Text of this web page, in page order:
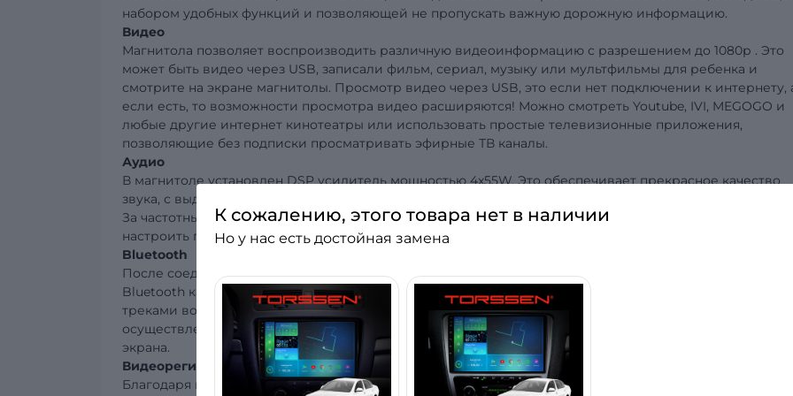
набором удобных функций и позволяющей не пропускать важную дорожную информацию.
Видео
Магнитола позволяет воспроизводить различную видеоинформацию с разрешением до 1080р . Это
может быть видео через USB, записали фильм, сериал, музыку или мультфильмы для ребенка и
смотрите на экране магнитолы. Просмотр видео через USB, это если нет подключении к интернету,
если есть, то возможности просмотра видео расширяются! Можно смотреть Youtube, IVI, MEGOGO и
любые другие интернет кинотеатры или использовать простые телевизионные приложения,
позволяющие без подписки просматривать эфирные ТВ каналы.
Аудио
В магнитоле установлен DSP усилитель мощностью 4x55W. Это обеспечивает прекрасное качество
звука, с выделением высоких,средних и низких частот удовлетворит самого требовательного
За частотные регулировки звука отвечает встроенный 14-ти полосный эквалайзер, позволяющий
настроить персональную звуковую сцену с звуковыми по канальными задержками.
Bluetooth
После соединения магнитолы с телефоном становится доступным воспроизведение музыки через
Bluetooth канал (A2DP), название трека отображается на экране магнитолы. Управление
треками возможно с магнитолы и телефона. Доступна громкая связь при поступлении звонка или
осуществлении вызова. Все ваши контакты можно занести в память магнитолы и управлять ими
экрана.
Видеорегистратор
Благодаря возможности подключения штатного USB видеорегистратора TORSSEN , в магнитолах
К сожалению, этого товара нет в наличии
Но у нас есть достойная замена